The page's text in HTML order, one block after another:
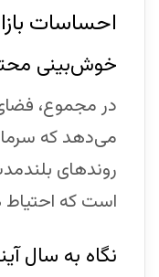
احساسات
خوش‌بینی
در مجموع، فضای
می‌دهد که
روندهای
است که
نگاه به سال